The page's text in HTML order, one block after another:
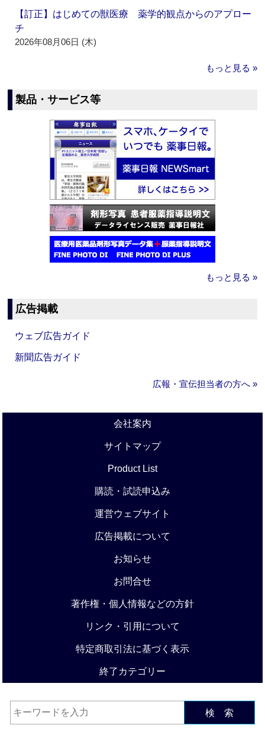
【訂正】はじめての獣医療 薬学的観点からのアプロー
チ
2026年08月06日 (木)
もっと見る »
製品・サービス等
もっと見る »
広告掲載
ウェブ広告ガイド
新聞広告ガイド
広報・宣伝担当者の方へ »
会社案内
サイトマップ
Product List
購読・試読申込み
運営ウェブサイト
広告掲載について
お知らせ
お問合せ
著作権・個人情報などの方針
リンク・引用について
特定商取引法に基づく表示
終了カテゴリー
検 索